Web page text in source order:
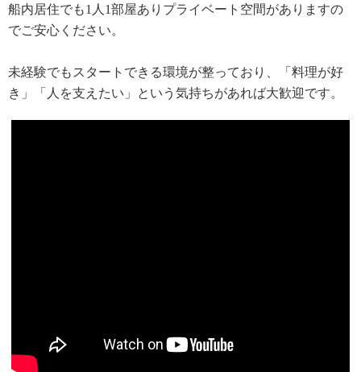
船内居住でも1人1部屋ありプライベート空間がありますの
でご安心ください。
未経験でもスタートできる環境が整っており、「料理が好
き」「人を支えたい」という気持ちがあれば大歓迎です。